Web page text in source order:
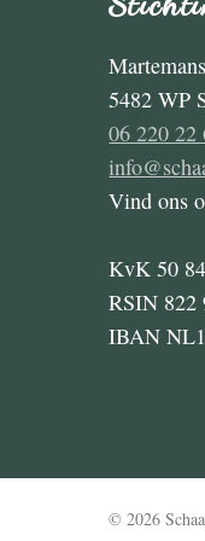
5482 WP
06 220 22
Vind ons
KvK 50
RSIN 822
IBAN
© 2026